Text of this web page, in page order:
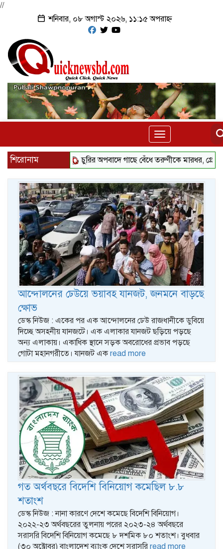
//
শনিবার, ০৮ অগাস্ট ২০২৬, ১১:১৫ অপরাহ্ন
Toggle
navigation
শিরোনাম চুরির অপবাদে গাছে বেঁধে তরুণীকে মারধর, গ্রেপ্তার ২
আন্দোলনের ঢেউয়ে ভয়াবহ যানজট, জনমনে বাড়ছে
ক্ষোভ
ডেস্ক নিউজ : একের পর এক আন্দোলনের ঢেউ রাজধানীকে ডুবিয়ে
দিচ্ছে অসহনীয় যানজটে। এক এলাকার যানজট ছড়িয়ে পড়ছে
অন্য এলাকায়। একাধিক স্থানে সড়ক অবরোধের প্রভাব পড়ছে
গোটা মহানগরীতে। যানজট একread more
গত অর্থবছরে বিদেশি বিনিয়োগ কমেছিল ৮.৮
শতাংশ
ডেস্ক নিউজ : নানা কারণে দেশে কমেছে বিদেশি বিনিয়োগ।
২০২২-২৩ অর্থবছরের তুলনায় পরের ২০২৩-২৪ অর্থবছরে
সরাসরি বিদেশি বিনিয়োগ কমেছে ৮ দশমিক ৮০ শতাংশ। বুধবার
(৩০ অক্টোবর) বাংলাদেশ ব্যাংক দেশে সরাসরি read more